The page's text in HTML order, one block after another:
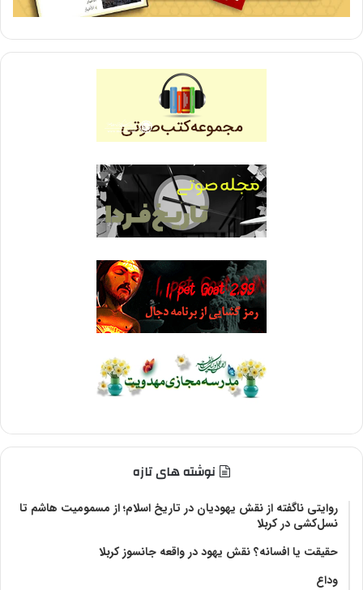
نوشته های تازه
روایتی ناگفته از نقش یهودیان در تاریخ اسلام؛ از مسمومیت هاشم تا
نسل‌کشی در کربلا
حقیقت یا افسانه؟‌ نقش یهود در واقعه جانسوز کربلا
وداع